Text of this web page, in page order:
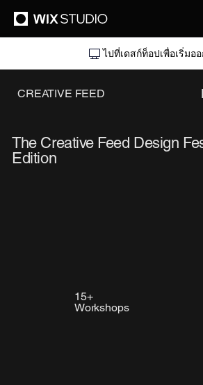
ไปที่เดสก์ท็อปเพื่อเริ่มอ